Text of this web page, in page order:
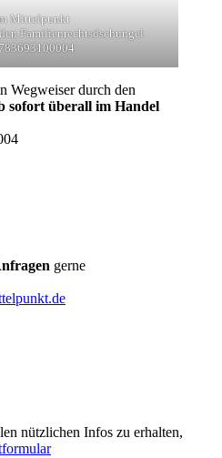
Mittelpunkt
Familienrechtsdschungel
Wegweiser durch den
sofort überall im Handel
gerne
nützlichen Infos zu erhalten,